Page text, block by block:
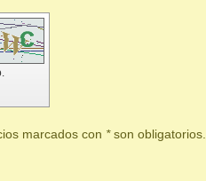
marcados con *son obligatorios.